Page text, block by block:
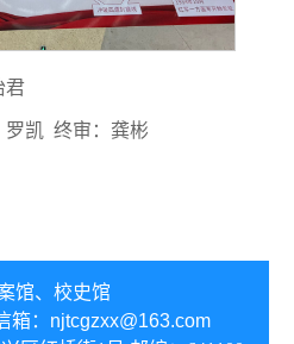
君
罗凯 终审：龚彬
馆、校史馆
njtcgzxx@163.com